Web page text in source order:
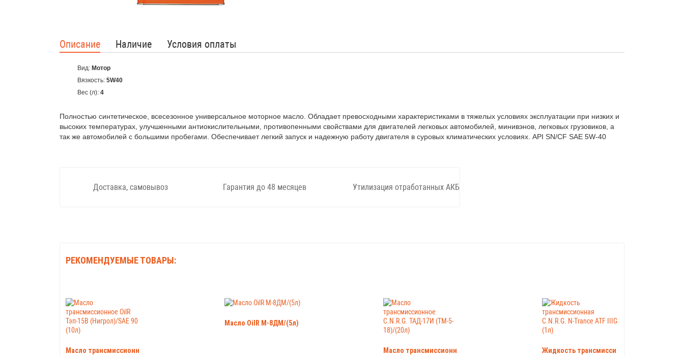
Описание Наличие Условия оплаты
Вид: Мотор
Вязкость: 5W40
Вес (л): 4
Полностью синтетическое, всесезонное универсальное моторное масло. Обладает превосходными характеристиками в тяжелых условиях эксплуатации при низких и
высоких температурах, улучшенными антиокислительными, противопенными свойствами для двигателей легковых автомобилей, минивэнов, легковых грузовиков, а
так же автомобилей с большими пробегами. Обеспечивает легкий запуск и надежную работу двигателя в суровых климатических условиях. API SN/СF SAE 5W-40
Доставка, самовывоз Гарантия до 48 месяцев Утилизация отработанных АКБ
РЕКОМЕНДУЕМЫЕ ТОВАРЫ:
Масло трансмиссионн
Масло OilR М-8ДМ/(5л)
Масло трансмиссионн
Жидкость трансмисси